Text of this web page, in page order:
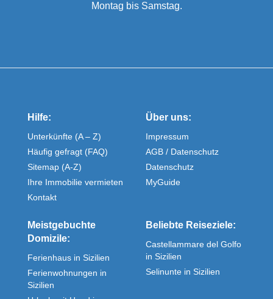
Montag bis Samstag.
Hilfe:
Unterkünfte (A – Z)
Häufig gefragt (FAQ)
Sitemap (A-Z)
Ihre Immobilie vermieten
Kontakt
Über uns:
Impressum
AGB / Datenschutz
Datenschutz
MyGuide
Meistgebuchte
Domizile:
Ferienhaus in Sizilien
Ferienwohnungen in
Sizilien
Beliebte Reiseziele:
Castellammare del Golfo
in Sizilien
Selinunte in Sizilien